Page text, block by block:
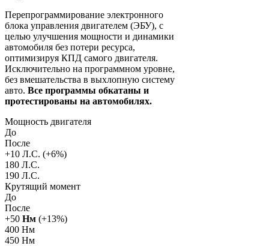
Перепрограммирование электронного
блока управления двигателем (ЭБУ), с
целью улучшения мощности и динамики
автомобиля без потери ресурса,
оптимизируя КПД самого двигателя.
Исключительно на программном уровне,
без вмешательства в выхлопную систему
авто. Все программы обкатаны и
протестированы на автомобилях.
Мощность двигателя
До
После
+10 Л.С. (+6%)
180 Л.С.
190 Л.С.
Крутящий момент
До
После
+50 Нм (+13%)
400 Нм
450 Нм